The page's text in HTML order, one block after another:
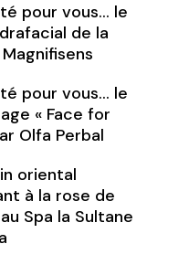
pour vous… le
de la
pour vous… le
« Face for
Olfa Perbal
oriental
à la rose de
Spa la Sultane